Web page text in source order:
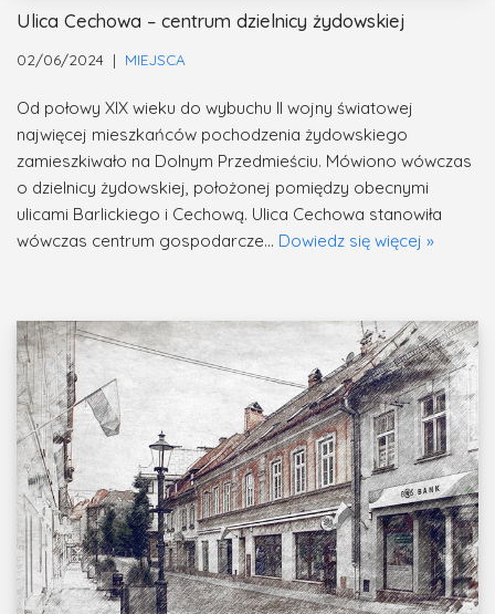
Ulica Cechowa – centrum dzielnicy żydowskiej
02/06/2024 MIEJSCA
Od połowy XIX wieku do wybuchu II wojny światowej
najwięcej mieszkańców pochodzenia żydowskiego
zamieszkiwało na Dolnym Przedmieściu. Mówiono wówczas
o dzielnicy żydowskiej, położonej pomiędzy obecnymi
ulicami Barlickiego i Cechową. Ulica Cechowa stanowiła
wówczas centrum gospodarcze… Dowiedz się więcej »